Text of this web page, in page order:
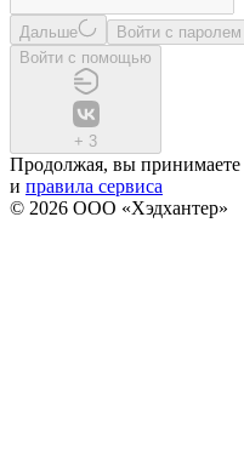
Дальше
Войти с паролем
Войти с помощью
+ 3
Продолжая, вы принимаете
и правила сервиса
© 2026 ООО «Хэдхантер»